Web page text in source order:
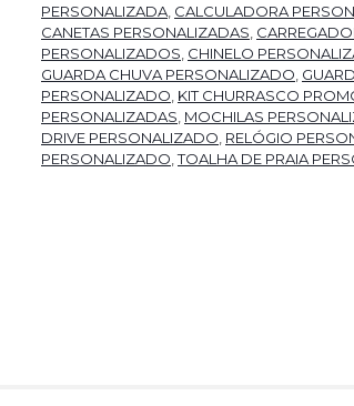
PERSONALIZADA CALCULADORA
CANETAS PERSONALIZADAS
PERSONALIZADOS CHINELO
GUARDA CHUVA PERSONALIZADO
PERSONALIZADO KIT CHURRASCO
PERSONALIZADAS MOCHILAS
DRIVE PERSONALIZADO RELÓGIO
PERSONALIZADO ,TOALHA DE PRAIA